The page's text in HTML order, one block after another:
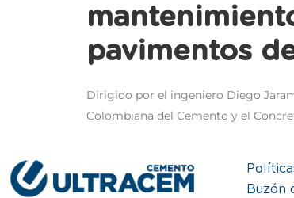
pavimentos
Dirigido por el ingeniero Diego
Colombiana del Cemento y el
Buzón